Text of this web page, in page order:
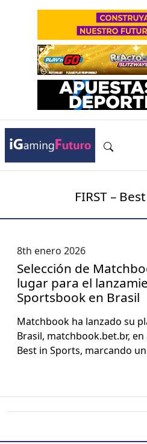
FIRST –
8th enero 2026
Selección de
lugar para el
Sportsbook en Brasil
Match­book ha lan­za­do su
Brasil, matchbook.bet.br, en
Best in Sports, mar­can­do